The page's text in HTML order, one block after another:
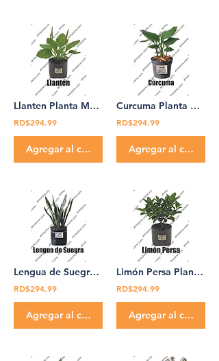
Llanten Planta Medicinal Don Pedro Pablo llanten
RD$294.99
Agregar al carrito
Curcuma Planta Medicinal Don Pedro Pablo Cúrcuma
RD$294.99
Agregar al carrito
Lengua de Suegra Planta Medicinal Don Pedro Pablo
RD$294.99
Agregar al carrito
Limón Persa Planta Medicinal Don Pedro Pablo
RD$294.99
Agregar al carrito